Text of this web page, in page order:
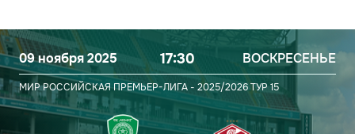
09 ноября 2025 17:30 ВОСКРЕСЕНЬЕ
МИР РОССИЙСКАЯ ПРЕМЬЕР-ЛИГА - 2025/2026ТУР 15